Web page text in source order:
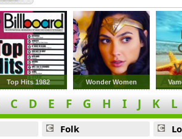
Top Hits 1982 Wonder Women
C D E F G H I J K L
Folk